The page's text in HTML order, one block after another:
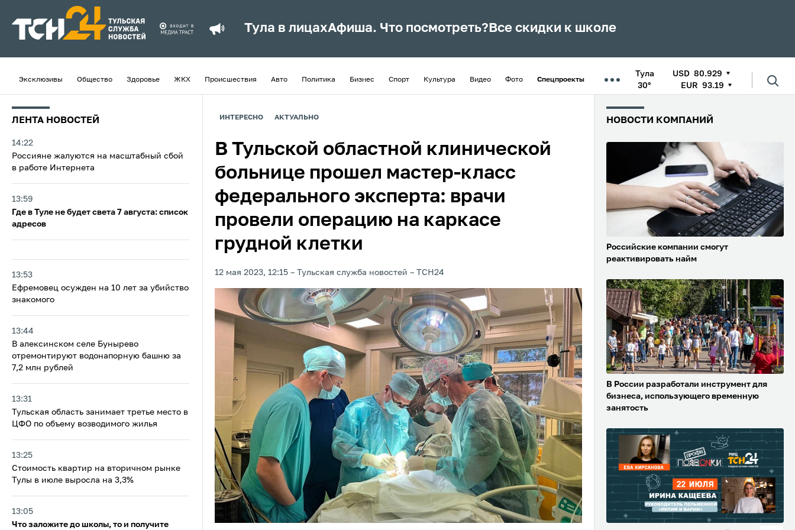
Тула в лицахАфиша. Что посмотреть? Все скидки к школе
Эксклюзивы Общество Здоровье ЖКХ Происшествия Авто Политика Бизнес Спорт Культура Видео Фото Спецпроекты
Тула
30°
USD 80.929
EUR 93.19
ЛЕНТА НОВОСТЕЙ
14:22
Россияне жалуются на масштабный сбой
в работе Интернета
13:59
Где в Туле не будет света 7 августа: список
адресов
13:53
Ефремовец осужден на 10 лет за убийство
знакомого
13:44
В алексинском селе Бунырево
отремонтируют водонапорную башню за
7,2 млн рублей
13:31
Тульская область занимает третье место в
ЦФО по объему возводимого жилья
13:25
Стоимость квартир на вторичном рынке
Тулы в июле выросла на 3,3%
13:05
Что заложите до школы, то и получите
ИНТЕРЕСНО АКТУАЛЬНО
В Тульской областной клинической
больнице прошел мастер-класс
федерального эксперта: врачи
провели операцию на каркасе
грудной клетки
12 мая 2023, 12:15 Тульская служба новостей ТСН24
НОВОСТИ КОМПАНИЙ
Российские компании смогут
реактивировать найм
В России разработали инструмент для
бизнеса, использующего временную
занятость